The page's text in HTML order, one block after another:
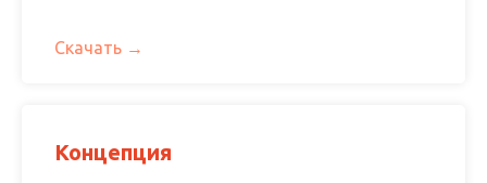
Скачать
Концепция